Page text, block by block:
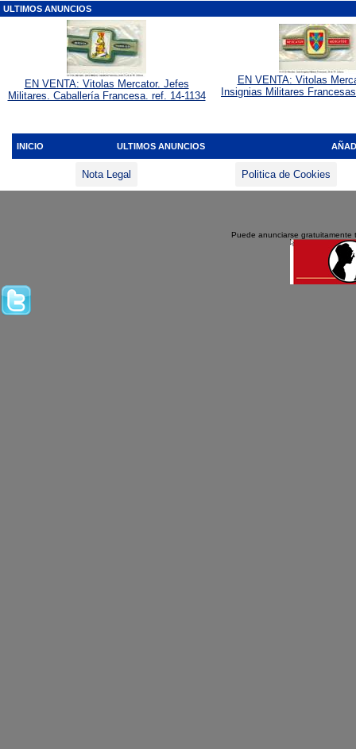
ULTIMOS ANUNCIOS
EN VENTA: Vitolas Mercator. Jefes
Militares. Caballería Francesa. ref. 14-1134
EN VENTA: Vitolas
Insignias Militares
INICIO ULTIMOS ANUNCIOS
Nota Legal Politica de Cookies
Puede anunciarse